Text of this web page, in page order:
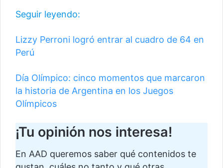
Seguir leyendo:
Lizzy Perroni logró entrar al cuadro de 64 en
Perú
Día Olímpico: cinco momentos que marcaron
la historia de Argentina en los Juegos
Olímpicos
¡Tu opinión nos interesa!
En AAD queremos saber qué contenidos te